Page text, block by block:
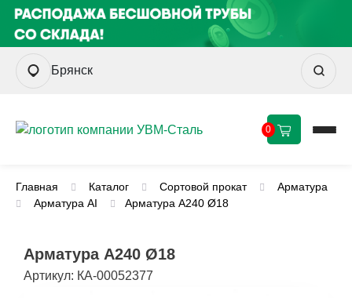
Брянск
0
Главная Каталог Сортовой прокат
Арматура
Арматура AI
Арматура А240 Ø18
Арматура А240 Ø18
Артикул: КА-00052377